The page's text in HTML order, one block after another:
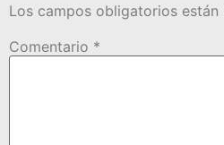
Los campos obligatorios están
Comentario *